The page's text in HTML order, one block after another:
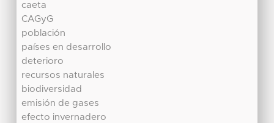
caeta
CAGyG
población
países en desarrollo
deterioro
recursos naturales
biodiversidad
emisión de gases
efecto invernadero